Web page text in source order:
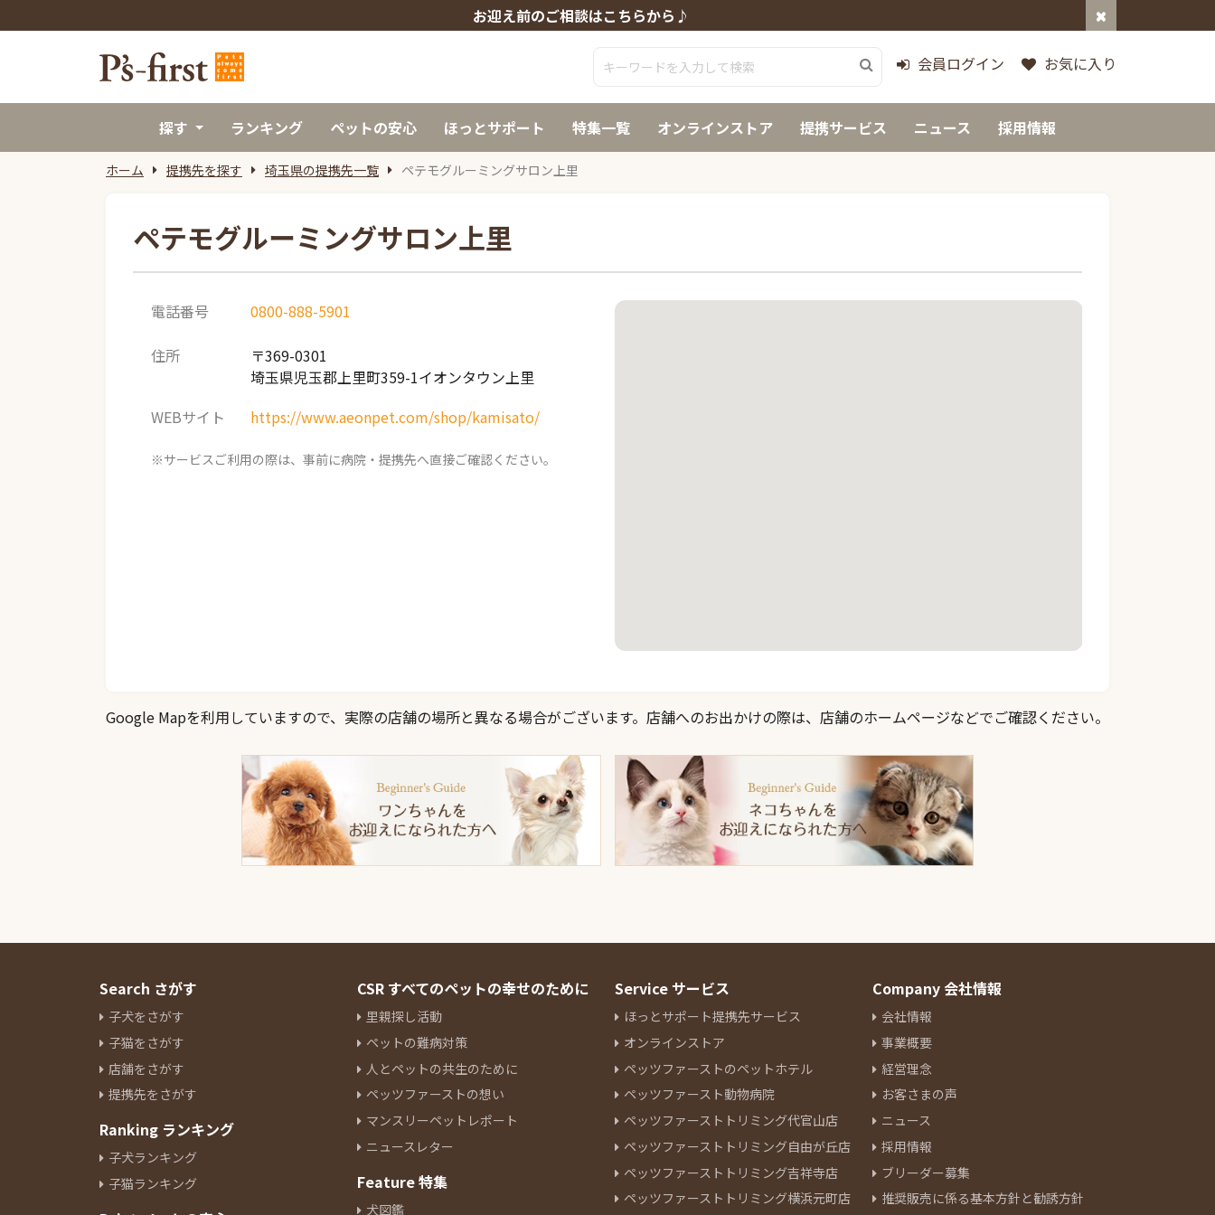
お迎え前のご相談はこちらから♪
会員ログイン お気に入り
探す ランキング ペットの安心 ほっとサポート 特集一覧 オンラインストア 提携サービス ニュース 採用情報
ホーム 提携先を探す 埼玉県の提携先一覧 ペテモグルーミングサロン上里
ペテモグルーミングサロン上里
電話番号 0800-888-5901
住所
〒369-0301
埼玉県児玉郡上里町359-1イオンタウン上里
WEBサイト
https://www.aeonpet.com/shop/kamisato/
※サービスご利用の際は、事前に病院・提携先へ直接ご確認ください。
Google Mapを利用していますので、実際の店舗の場所と異なる場合がございます。店舗へのお出かけの際は、店舗のホームページなどでご確認ください。
Search さがす
子犬をさがす
子猫をさがす
店舗をさがす
提携先をさがす
Ranking ランキング
子犬ランキング
子猫ランキング
CSR すべてのペットの幸せのために
里親探し活動
ペットの難病対策
人とペットの共生のために
ペッツファーストの想い
マンスリーペットレポート
ニュースレター
Feature 特集
犬図鑑
Service サービス
ほっとサポート提携先サービス
オンラインストア
ペッツファーストのペットホテル
ペッツファースト動物病院
ペッツファーストトリミング代官山店
ペッツファーストトリミング自由が丘店
ペッツファーストトリミング吉祥寺店
ペッツファーストトリミング横浜元町店
Company 会社情報
会社情報
事業概要
経営理念
お客さまの声
ニュース
採用情報
ブリーダー募集
推奨販売に係る基本方針と勧誘方針